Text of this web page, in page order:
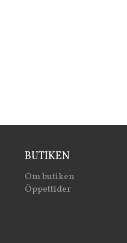
BUTIKEN
Om butiken
Öppettider